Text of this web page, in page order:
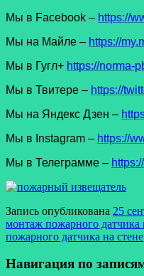
Мы в Facеbook – https://
Мы на Майле – https://
Мы в Гугл+ https://norma-
Мы в Твитере – https://
Мы на Яндекс Дзен –
Мы в Instagram – https://
Мы в Телеграмме –
Запись опубликована 25
монтаж пожарного датчика
пожарного датчика на стене
Навигация по